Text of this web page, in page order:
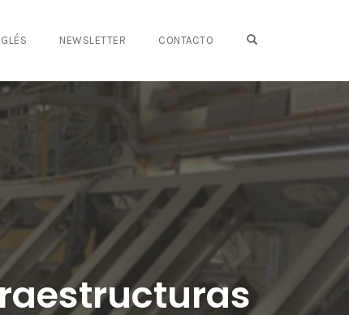
NEWSLETTER CONTACTO